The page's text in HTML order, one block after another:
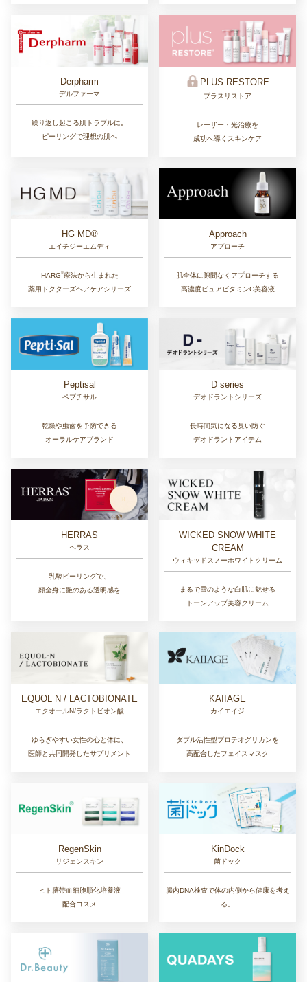
Derpharm
デルファーマ
繰り返し起こる肌トラブルに。
ピーリングで理想の肌へ
PLUS RESTORE
プラスリストア
レーザー・光治療を
成功へ導くスキンケア
HG MD®
エイチジーエムディ
HARG®︎療法から生まれた
薬用ドクターズヘアケアシリーズ
Approach
アプローチ
肌全体に隙間なくアプローチする
高濃度ピュアビタミンC美容液
Peptisal
ペプチサル
乾燥や虫歯を予防できる
オーラルケアブランド
D series
デオドラントシリーズ
長時間気になる臭い防ぐ
デオドラントアイテム
HERRAS
ヘラス
乳酸ピーリングで、
顔全身に艶のある透明感を
WICKED SNOW WHITE
CREAM
ウィキッドスノーホワイトクリーム
まるで雪のような白肌に魅せる
トーンアップ美容クリーム
EQUOL N / LACTOBIONATE
エクオールN/ラクトビオン酸
ゆらぎやすい女性の心と体に、
医師と共同開発したサプリメント
KAIIAGE
カイエイジ
ダブル活性型プロテオグリカンを
高配合したフェイスマスク
RegenSkin
リジェンスキン
ヒト臍帯血細胞順化培養液
配合コスメ
KinDock
菌ドック
腸内DNA検査で体の内側から健康を考え
る。